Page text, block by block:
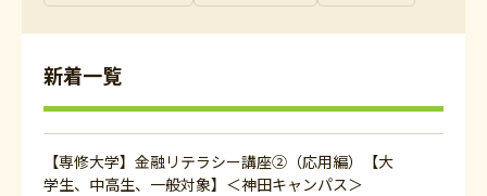
新着一覧
【専修大学】金融リテラシー講座②（応用編）【大
学生、中高生、一般対象】＜神田キャンパス＞